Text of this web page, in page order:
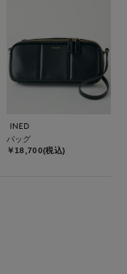
INED
バッグ
￥18,700(税込)